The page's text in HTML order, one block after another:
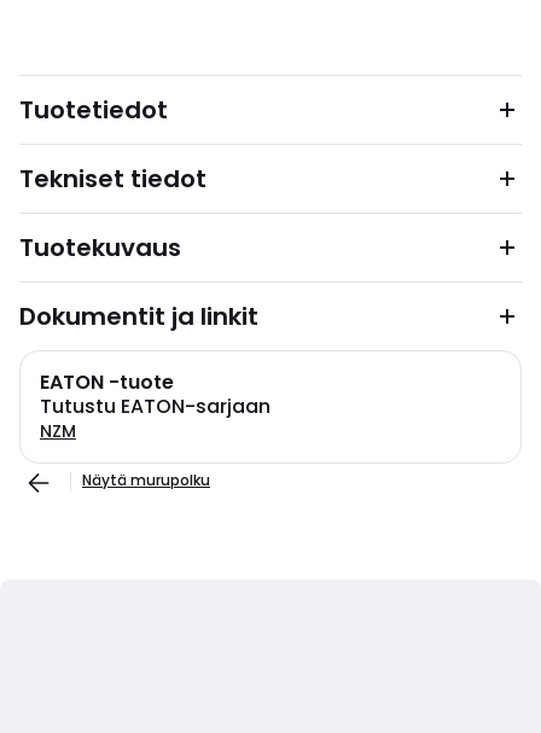
Tuotetiedot
Tekniset tiedot
Tuotekuvaus
Dokumentit ja linkit
EATON -tuote
Tutustu EATON-sarjaan
NZM
Näytä murupolku